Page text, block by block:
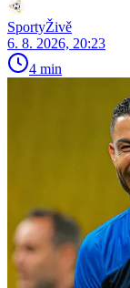
SportyŽivě
6. 8. 2026, 20:23
4 min